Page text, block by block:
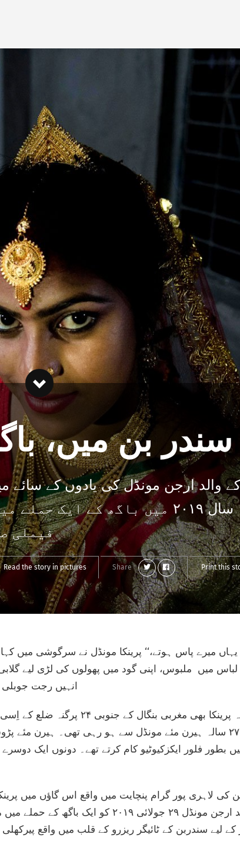
سندر بن میں،
والد ارجن مونڈل کی یادوں کے
انجام پذیر ہوئی ہے۔ سال ۲۰۱۹
فیملی
Read the story in pictures Share Print this
لباس میں ملبوس، اپنی گود میں پھولوں کی لڑی لیے
انہیں رجت
۲۰۲۰ کو ۲۷ سالہ ہیرن مئے مونڈل سے ہو رہی تھی۔ ہیرن
کی لاہری پور گرام پنچایت میں واقع اس گاؤں میں
۴۵ سالہ والد ارجن مونڈل ۲۹ جولائی
لیے سندربن کے ٹائیگر ریزرو کے قلب میں واقع